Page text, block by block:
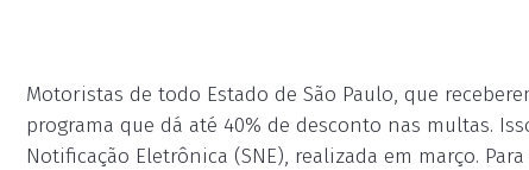
Motoristas de todo Estado de São Paulo, que
programa que dá até 40% de desconto nas multas.
Notificação Eletrônica (SNE), realizada em março.